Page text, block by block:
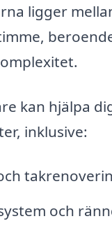
ligger
kan hjälpa
inklusive:
och